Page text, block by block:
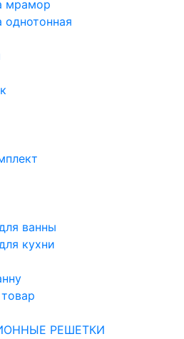
мрамор
однотонная
ванны
кухни
РЕШЕТКИ